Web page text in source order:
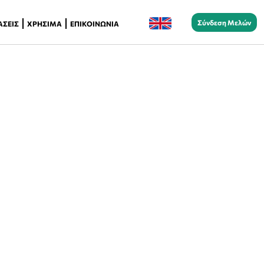
ΧΡΉΣΙΜΑ ΕΠΙΚΟΙΝΩΝΊΑ Σύνδεση Μελών